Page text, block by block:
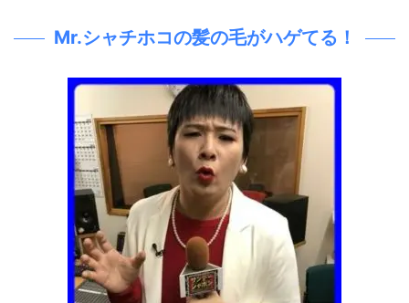
Mr.シャチホコの髪の毛がハゲてる！